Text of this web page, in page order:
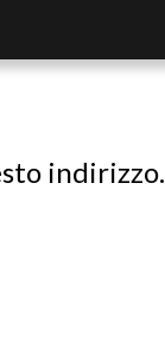
indirizzo.